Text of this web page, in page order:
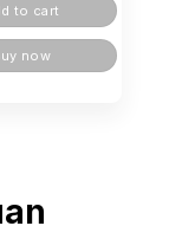
to cart
now